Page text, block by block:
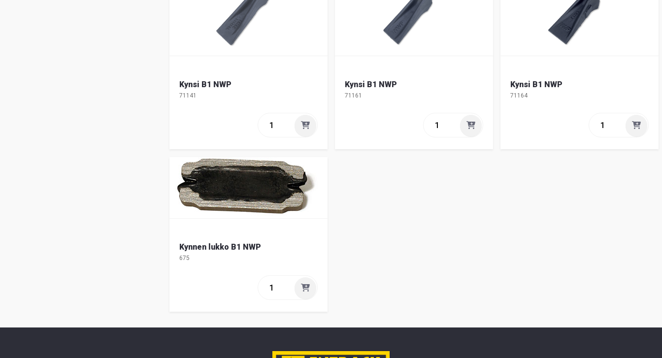
Kynsi B1 NWP
71141
Kynsi B1 NWP
71161
Kynsi B1 NWP
71164
Kynnen lukko B1 NWP
675